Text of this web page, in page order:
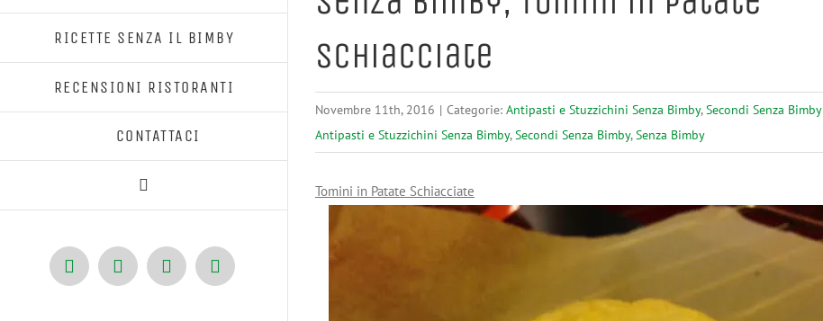
RICETTE SENZA IL BIMBY
RECENSIONI RISTORANTI
CONTATTACI
Facebook
X PinterestInstagram
Schiacciate
Novembre 11th, 2016 | Categorie: Antipasti e Stuzzichini Senza Bimby,Secondi Senza Bimby
Antipasti e Stuzzichini Senza Bimby,Secondi Senza Bimby,Senza Bimby
Tomini in Patate Schiacciate